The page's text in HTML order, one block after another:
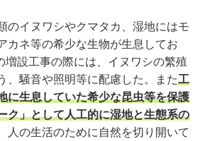
イヌワシやクマタカ、湿地にはモ
カネ等の希少な生物が生息してお
増設工事の際には、イヌワシの繁殖
、騒音や照明等に配慮した。また工
に生息していた希少な昆虫等を保護
ク」として人工的に湿地と生態系の
人の生活のために自然を切り開いて